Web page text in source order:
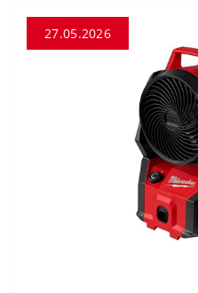
27.05.2026